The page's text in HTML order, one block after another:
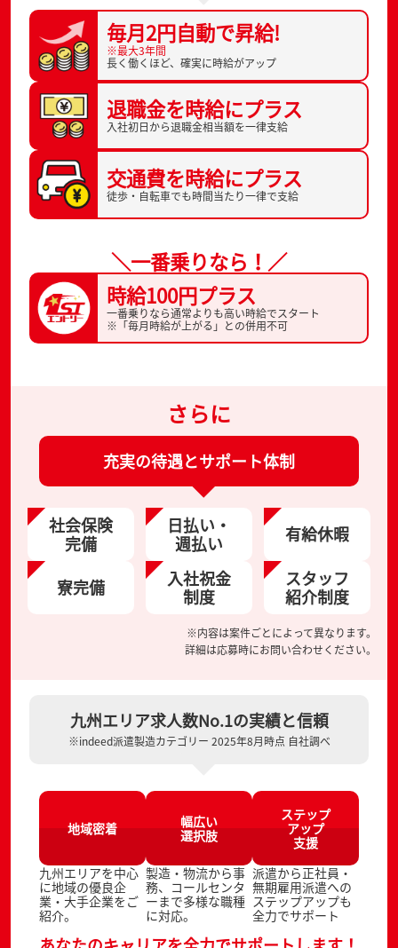
毎月2円自動で昇給!
※最大3年間
長く働くほど、 確実に時給がアップ
退職金を時給にプラス
入社初日から退職金相当額を一律支給
交通費を時給にプラス
徒歩・自転車でも時間当たり一律で支給
＼一番乗りなら！／
時給100円プラス
一番乗りなら通常よりも高い時給でスタート
※「毎月時給が上がる」との併用不可
さらに
充実の待遇とサポート体制
社会保険
完備
日払い・
週払い 有給休暇
寮完備 入社祝金
制度
スタッフ
紹介制度
※内容は案件ごとによって異なります。
詳細は応募時にお問い合わせください。
九州エリア求人数No.1の実績と信頼
※indeed派遣製造カテゴリー 2025年8月時点 自社調べ
地域密着
九州エリアを中心
に地域の優良企
業・大手企業をご
紹介。
幅広い
選択肢
製造・物流から事
務、コールセンタ
ーまで多様な職種
に対応。
ステップ
アップ
支援
派遣から正社員・
無期雇用派遣への
ステップアップも
全力でサポート